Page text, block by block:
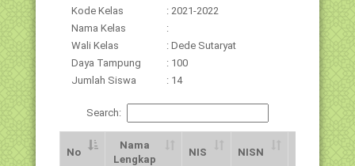
Kode Kelas
: 2021-2022
Nama Kelas
:
Wali Kelas
: Dede Sutaryat
Daya Tampung
: 100
Jumlah Siswa
: 14
Search:
No
Nama
Lengkap
NIS NISN
Kelamin